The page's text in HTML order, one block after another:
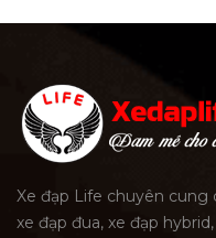
Xe đạp Life chuyên cung
xe đạp đua, xe đạp